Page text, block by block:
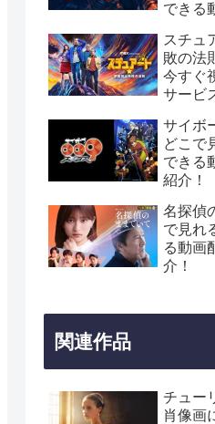
できる
スチュ
敗の法
今すぐ
サービ
サイボ
どこで
できる
紹介！
名探偵
で見れ
る動画
介！
関連作品
チュー
肖像画